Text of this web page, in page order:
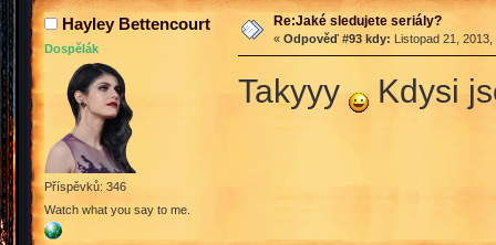
Hayley Bettencourt
Dospělák
Příspěvků: 346
Watch what you say to me.
Re:Jaké sledujete seriály?
« Odpověď #93 kdy: Listopad 21,
Takyyy Kdysi